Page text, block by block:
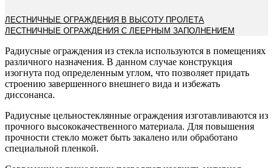
ЛЕСТНИЧНЫЕ ОГРАЖДЕНИЯ В ВЫСОТУ ПРОЛЕТА
ЛЕСТНИЧНЫЕ ОГРАЖДЕНИЯ С ЛЕЕРНЫМ ЗАПОЛНЕНИЕМ
Радиусные ограждения из стекла используются в помещениях
различного назначения. В данном случае конструкция
изогнута под определенным углом, что позволяет придать
строению завершенного внешнего вида и избежать
диссонанса.
Радиусные цельностеклянные ограждения изготавливаются из
прочного высококачественного материала. Для повышения
прочности стекло может быть закалено или обработано
специальной пленкой.